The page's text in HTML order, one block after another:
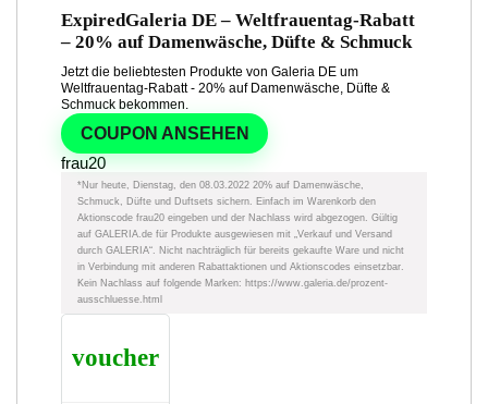
ExpiredGaleria DE – Weltfrauentag-Rabatt
– 20% auf Damenwäsche, Düfte & Schmuck
Jetzt die beliebtesten Produkte von Galeria DE um
Weltfrauentag-Rabatt - 20% auf Damenwäsche, Düfte &
Schmuck bekommen.
COUPON ANSEHEN
frau20
*Nur heute, Dienstag, den 08.03.2022 20% auf Damenwäsche,
Schmuck, Düfte und Duftsets sichern. Einfach im Warenkorb den
Aktionscode frau20 eingeben und der Nachlass wird abgezogen. Gültig
auf GALERIA.de für Produkte ausgewiesen mit „Verkauf und Versand
durch GALERIA“. Nicht nachträglich für bereits gekaufte Ware und nicht
in Verbindung mit anderen Rabattaktionen und Aktionscodes einsetzbar.
Kein Nachlass auf folgende Marken: https://www.galeria.de/prozent-
ausschluesse.html
voucher